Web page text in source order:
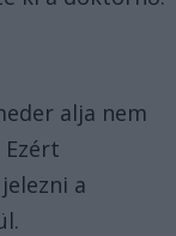
alja nem
a